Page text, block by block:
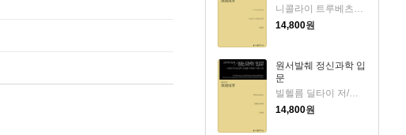
니콜라이 트루베츠코이 저/한문희 역
14,800원
원서발췌 정신과학 입
문
빌헬름 딜타이 저/송석랑 역
14,800원